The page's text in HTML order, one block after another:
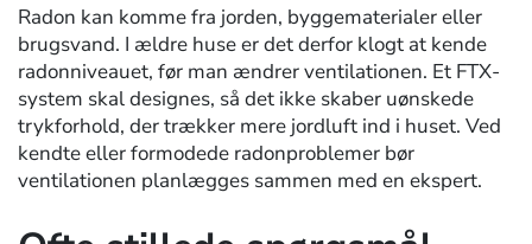
Radon kan komme fra jorden, byggematerialer eller
brugsvand. I ældre huse er det derfor klogt at kende
radonniveauet, før man ændrer ventilationen. Et FTX-
system skal designes, så det ikke skaber uønskede
trykforhold, der trækker mere jordluft ind i huset. Ved
kendte eller formodede radonproblemer bør
ventilationen planlægges sammen med en ekspert.